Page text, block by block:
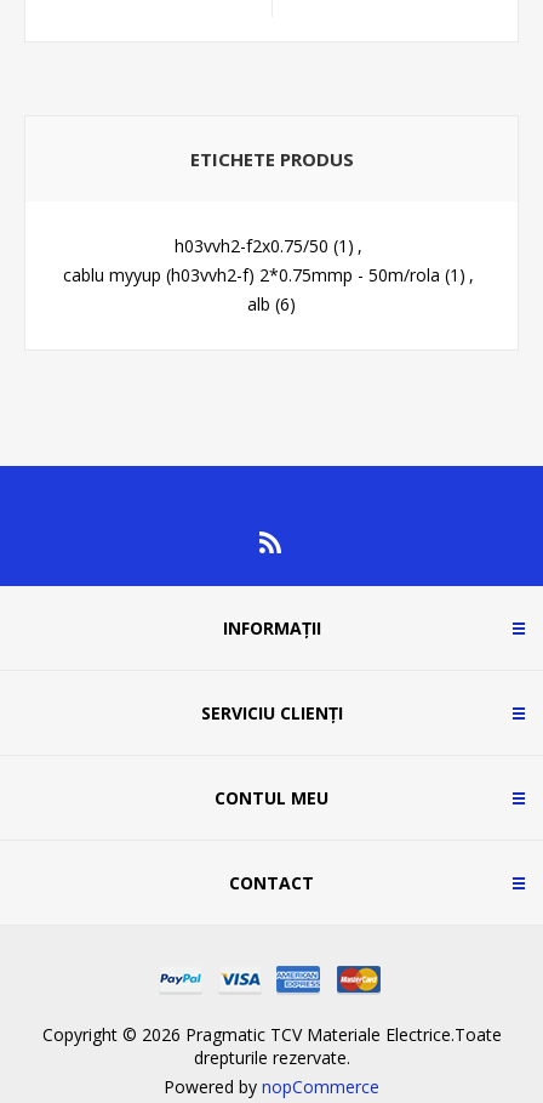
ETICHETE PRODUS
h03vvh2-f2x0.75/50 (1) ,
cablu myyup (h03vvh2-f) 2*0.75mmp - 50m/rola (1) ,
alb (6)
INFORMAȚII
SERVICIU CLIENȚI
CONTUL MEU
CONTACT
Copyright © 2026 Pragmatic TCV Materiale Electrice.Toate
drepturile rezervate.
Powered by nopCommerce